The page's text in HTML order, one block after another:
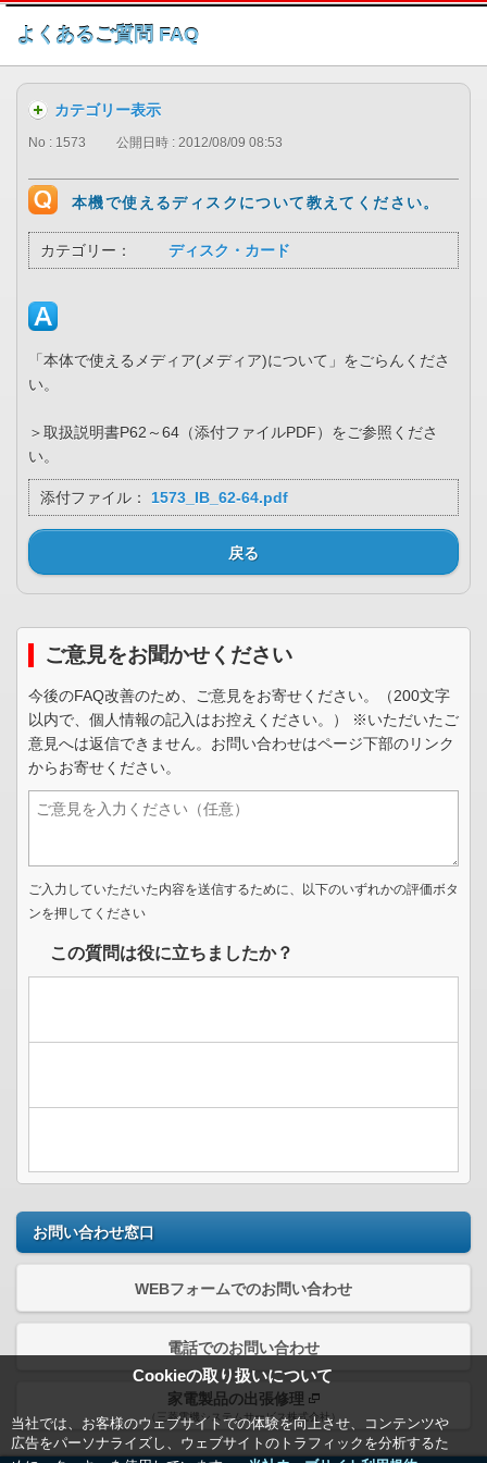
このページの本文へ
よくあるご質問 FAQ
Cookieの取り扱いについて
当社では、お客様のウェブサイトでの体験を向上させ、コンテンツや
広告をパーソナライズし、ウェブサイトのトラフィックを分析するた
カテゴリー表示
No : 1573 公開日時 : 2012/08/09 08:53
本機で使えるディスクについて教えてください。
カテゴリー： ディスク・カード
「本体で使えるメディア(メディア)について」をごらんくださ
い。
＞取扱説明書P62～64（添付ファイルPDF）をご参照くださ
い。
添付ファイル： 1573_IB_62-64.pdf
戻る
ご意見をお聞かせください
今後のFAQ改善のため、ご意見をお寄せください。（200文字
以内で、個人情報の記入はお控えください。） ※いただいたご
意見へは返信できません。お問い合わせはページ下部のリンク
からお寄せください。
ご入力していただいた内容を送信するために、以下のいずれかの評価ボタ
ンを押してください
この質問は役に立ちましたか？
お問い合わせ窓口
WEBフォームでのお問い合わせ
電話でのお問い合わせ
家電製品の出張修理
（三菱電機システムサービス株式会社）